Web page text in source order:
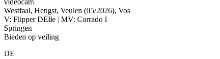
Westfaal, Hengst, Veulen (05/2026), Vos
V: Flipper DElle | MV: Corrado I
Springen
Bieden op veiling
DE